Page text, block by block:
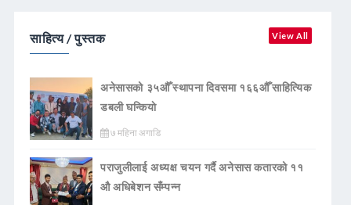
साहित्य / पुस्तक View All
अनेसासको ३५औँ स्थापना दिवसमा १६६औँ साहित्यिक
डबली घन्कियाे
७ महिना अगाडि
पराजुलीलाई अध्यक्ष चयन गर्दै अनेसास कतारको ११
औ अधिबेशन सँम्पन्न